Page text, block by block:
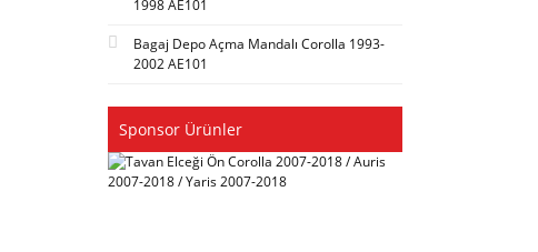
1998 AE101
Bagaj Depo Açma Mandalı Corolla 1993-
2002 AE101
Sponsor Ürünler